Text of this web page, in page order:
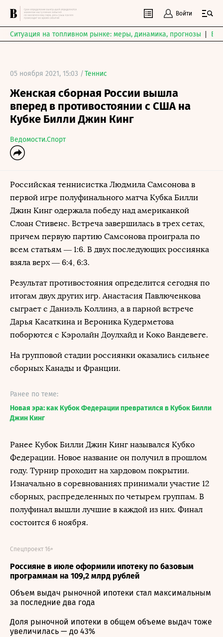
Войти
Ситуация на топливном рынке: меры, динамика, прогнозы
05 ноября 2021, 15:03 /Теннис
Женская сборная России вышла
вперед в противостоянии с США на
Кубке Билли Джин Кинг
Ведомости.Спорт
Российская теннисистка Людмила Самсонова в
первой игре полуфинального матча Кубка Билли
Джин Кинг одержала победу над американкой
Слоан Стивенс. Встреча завершилась в трех сетах,
причем первую партию Самсонова проиграла по
всем статьям — 1:6. В двух последующих россиянка
взяла верх — 6:4, 6:3.
Результат противостояния определится сегодня по
итогам двух других игр. Анастасия Павлюченкова
сыграет с Даниэль Коллинз, а в парной встрече
Дарья Касаткина и Вероника Кудерметова
поборются с Кэролайн Доулхайд и Коко Вандевеге.
На групповой стадии россиянки оказались сильнее
сборных Канады и Франции.
Ранее по теме:
Новая эра: как Кубок Федерации превратился в Кубок Билли
Джин Кинг
Ранее Кубок Билли Джин Кинг назывался Кубко
Федерации. Новое название он получил в прошлом
году. Турнир проходит на хардовом покрытии.
Изначально в соревнованиях принимали участие 12
сборных, распределенных по четырем группам. В
полуфинал вышли лучшие в каждой из них. Финал
состоится 6 ноября.
Россияне в июле оформили ипотеку по базовым
программам на 109,2 млрд рублей
Спецпроект 16+
Объем выдач рыночной ипотеки стал максимальным
за последние два года
Доля рыночной ипотеки в общем объеме выдач тоже
увеличилась — до 43%